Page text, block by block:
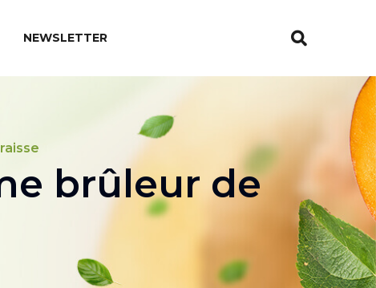
NEWSLETTER
brûleur de